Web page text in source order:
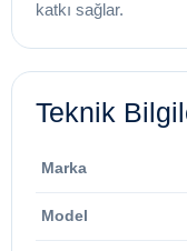
katkı sağlar.
Teknik
Marka
Model